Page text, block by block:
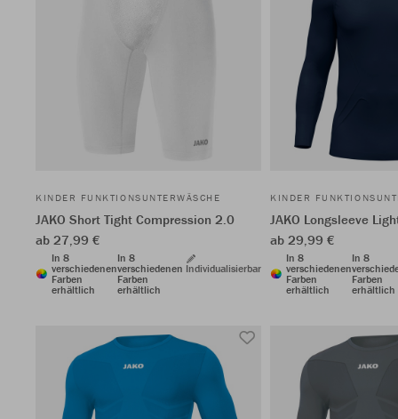
KINDER FUNKTIONSUNTERWÄSCHE
JAKO Short Tight Compression 2.0
ab 27,99 €
In 8
verschiedenen
Farben
erhältlich
In 8
verschiedenen
Farben
erhältlich
Individualisierbar
KINDER
JAKO Longsleeve
ab 29,99 €
In 8
verschiedenen
Farben
erhältlich
In 8
Farben
erhältlich